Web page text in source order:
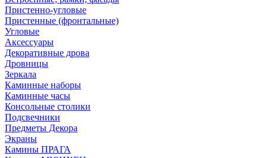
Пристенно-угловые
Пристенные (фронтальные)
Угловые
Аксессуары
Декоративные дрова
Дровницы
Зеркала
Каминные наборы
Каминные часы
Консольные столики
Подсвечники
Предметы Декора
Экраны
Камины ПРАГА